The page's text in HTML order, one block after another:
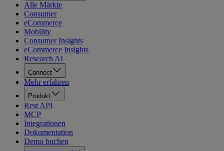
Alle Märkte
Consumer
eCommerce
Mobility
Consumer Insights
eCommerce Insights
Research AI
Connect
Mehr erfahren
Produkt
Rest API
MCP
Integrationen
Dokumentation
Demo buchen